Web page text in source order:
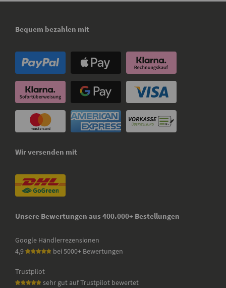
Bequem bezahlen mit
Wir versenden mit
Unsere Bewertungen aus 400.000+ Bestellungen
Google Händlerrezensionen
4,9
bei 5000+ Bewertungen
Trustpilot
sehr gut auf Trustpilot bewertet